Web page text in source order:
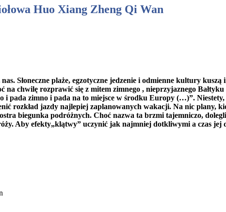
Huo Xiang Zheng Qi Wan
Słoneczne plaże, egzotyczne jedzenie i odmienne kultury
na chwilę rozprawić się z mitem zimnego , nieprzyjaznego
i pada zimno i pada na to miejsce w środku Europy (…)”.
rozkład jazdy najlepiej zaplanowanych wakacji. Na nic plany,
biegunka podróżnych. Choć nazwa ta brzmi tajemniczo,
Aby efekty„klątwy” uczynić jak najmniej dotkliwymi a czas jej